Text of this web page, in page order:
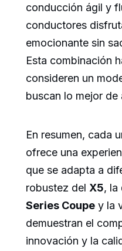
conducción ágil y
conductores
emocionante sin
Esta combinación
consideren un
buscan lo mejor de
En resumen, cada
ofrece una
que se adapta a
robustez del X5, la
Series Coupe y la
demuestran el
innovación y la